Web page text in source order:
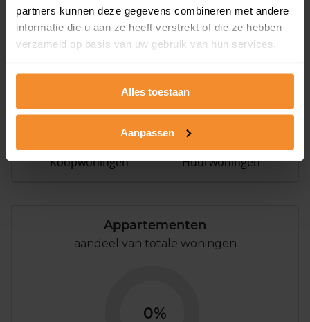
partners kunnen deze gegevens combineren met andere
informatie die u aan ze heeft verstrekt of die ze hebben
verzameld op basis van uw gebruik van hun services.
Alles toestaan
Aanpassen
Woningen
Koopwoningen
Huurwoningen
Appartementen
aandeel van totale woningen
0%